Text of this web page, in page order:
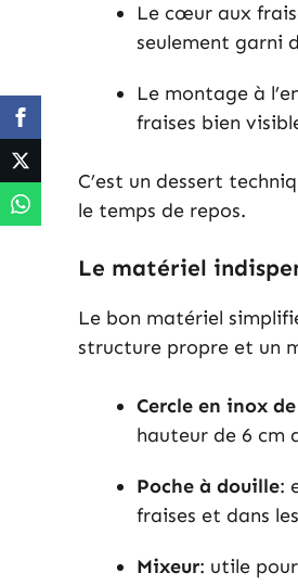
Le cœur aux
seulement garni
Le montage à
fraises bien
C’est un dessert
le temps de repos.
Le matériel
Le bon matériel
structure propre et un
Cercle en inox
hauteur de 6 cm
Poche à douille:
fraises et dans
Mixeur: utile